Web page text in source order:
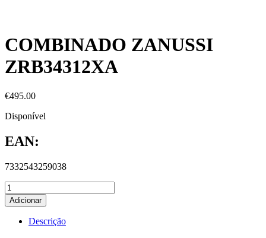
COMBINADO ZANUSSI
ZRB34312XA
€495.00
Disponível
EAN:
7332543259038
Adicionar
Descrição